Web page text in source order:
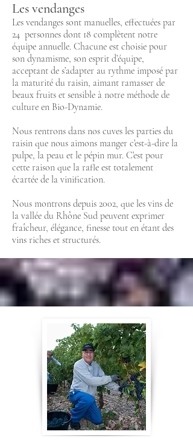
Les vendanges
Les vendanges sont manuelles, effectuées par
24 personnes dont 18 complètent notre
équipe annuelle. Chacune est choisie pour
son dynamisme, son esprit d’équipe,
acceptant de s’adapter au rythme imposé par
la maturité du raisin, aimant ramasser de
beaux fruits et sensible à notre méthode de
culture en Bio-Dynamie.
Nous rentrons dans nos cuves les parties du
raisin que nous aimons manger c’est-à-dire la
pulpe, la peau et le pépin mur. C’est pour
cette raison que la rafle est totalement
écartée de la vinification.
Nous montrons depuis 2002, que les vins de
la vallée du Rhône Sud peuvent exprimer
fraîcheur, élégance, finesse tout en étant des
vins riches et structurés.